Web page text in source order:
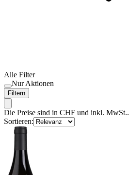
Alle Filter
Nur Aktionen
Filtern
Die Preise sind in CHF und inkl. MwSt..
Sortieren: